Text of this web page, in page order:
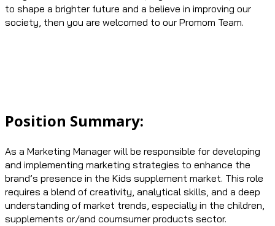
to shape a brighter future and a believe in improving our
society, then you are welcomed to our Promom Team.
Position Summary:
As a Marketing Manager will be responsible for developing
and implementing marketing strategies to enhance the
brand’s presence in the Kids supplement market. This role
requires a blend of creativity, analytical skills, and a deep
understanding of market trends, especially in the children,
supplements or/and coumsumer products sector.